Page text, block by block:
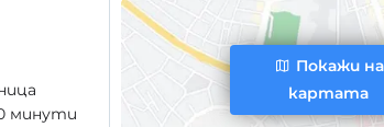
минути
Покажи на
картата